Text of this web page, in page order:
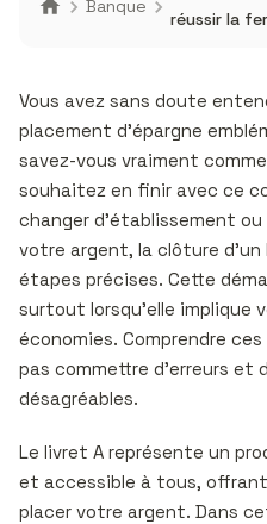
Banque
réussir la
Vous avez sans doute
placement d’épargne
savez-vous vraiment
souhaitez en finir avec ce
changer d’établissement
votre argent, la clôture
étapes précises. Cette
surtout lorsqu’elle implique
économies. Comprendre
pas commettre d’erreurs et
désagréables.
Le livret A représente un
et accessible à tous,
placer votre argent. Dans